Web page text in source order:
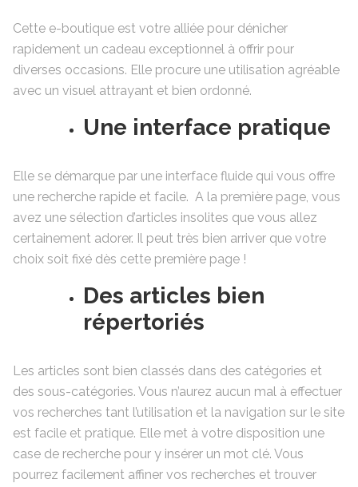
Cette e-boutique est votre alliée pour dénicher
rapidement un cadeau exceptionnel à offrir pour
diverses occasions. Elle procure une utilisation agréable
avec un visuel attrayant et bien ordonné.
Une interface pratique
Elle se démarque par une interface fluide qui vous offre
une recherche rapide et facile. A la première page, vous
avez une sélection d’articles insolites que vous allez
certainement adorer. Il peut très bien arriver que votre
choix soit fixé dès cette première page !
Des articles bien
répertoriés
Les articles sont bien classés dans des catégories et
des sous-catégories. Vous n’aurez aucun mal à effectuer
vos recherches tant l’utilisation et la navigation sur le site
est facile et pratique. Elle met à votre disposition une
case de recherche pour y insérer un mot clé. Vous
pourrez facilement affiner vos recherches et trouver